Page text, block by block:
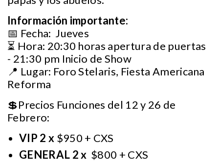
Información importante:
📅 Fecha: Jueves
⏳ Hora: 20:30 horas apertura de puertas
- 21:30 pm Inicio de Show
📍 Lugar: Foro Stelaris, Fiesta Americana
Reforma
💲Precios Funciones del 12 y 26 de
Febrero:
VIP 2 x $950 + CXS
GENERAL 2 x $800 + CXS